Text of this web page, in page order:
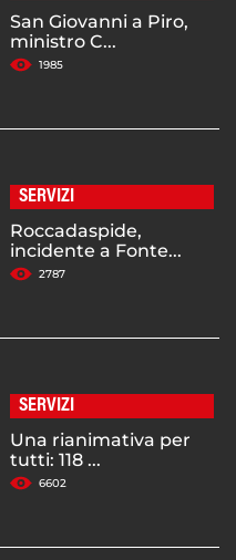
San Giovanni a Piro,
ministro C...
1985
SERVIZI
Roccadaspide,
incidente a Fonte...
2787
SERVIZI
Una rianimativa per
tutti: 118 ...
6602